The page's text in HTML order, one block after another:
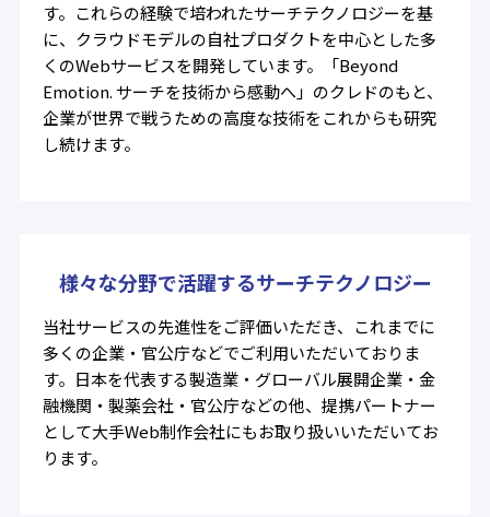
す。これらの経験で培われたサーチテクノロジーを基
に、クラウドモデルの自社プロダクトを中心とした多
くのWebサービスを開発しています。「Beyond
Emotion. サーチを技術から感動へ」のクレドのもと、
企業が世界で戦うための高度な技術をこれからも研究
し続けます。
様々な分野で活躍するサーチテクノロジー
当社サービスの先進性をご評価いただき、これまでに
多くの企業・官公庁などでご利用いただいておりま
す。日本を代表する製造業・グローバル展開企業・金
融機関・製薬会社・官公庁などの他、提携パートナー
として大手Web制作会社にもお取り扱いいただいてお
ります。